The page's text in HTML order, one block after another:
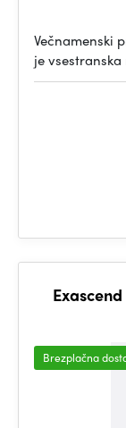
Večnamenski
je
Brezplačna